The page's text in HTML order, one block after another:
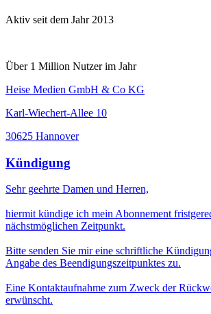
Aktiv seit dem Jahr 2013
Über 1 Million Nutzer im Jahr
Heise Medien GmbH & Co KG
Karl-Wiechert-Allee 10
30625 Hannover
Kündigung
Sehr geehrte Damen und Herren,
hiermit kündige ich mein Abonnement
nächstmöglichen Zeitpunkt.
Bitte senden Sie mir eine schriftliche
Angabe des Beendigungszeitpunktes zu.
Eine Kontaktaufnahme zum Zweck der
erwünscht.